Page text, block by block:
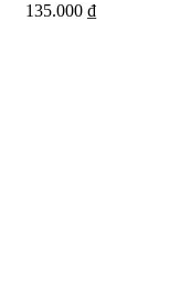
135.000 ₫